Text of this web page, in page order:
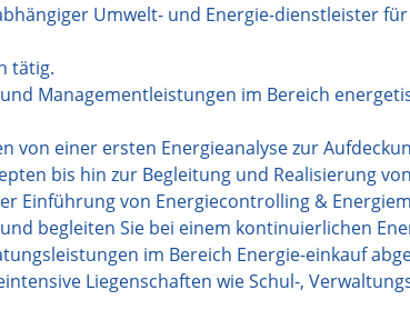
Umwelt- und Energie-dienstleister
tätig.
Managementleistungen im Bereich
von einer ersten Energieanalyse zur
bis hin zur Begleitung und Realisierung
Einführung von Energiecontrolling &
begleiten Sie bei einem kontinuierlichen
im Bereich Energie-einkauf
Liegenschaften wie Schul-,